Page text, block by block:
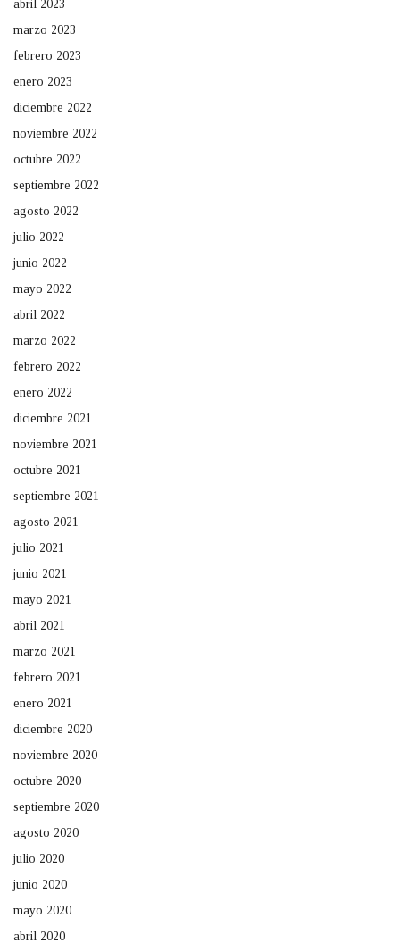
abril 2023
marzo 2023
febrero 2023
enero 2023
diciembre 2022
noviembre 2022
octubre 2022
septiembre 2022
agosto 2022
julio 2022
junio 2022
mayo 2022
abril 2022
marzo 2022
febrero 2022
enero 2022
diciembre 2021
noviembre 2021
octubre 2021
septiembre 2021
agosto 2021
julio 2021
junio 2021
mayo 2021
abril 2021
marzo 2021
febrero 2021
enero 2021
diciembre 2020
noviembre 2020
octubre 2020
septiembre 2020
agosto 2020
julio 2020
junio 2020
mayo 2020
abril 2020